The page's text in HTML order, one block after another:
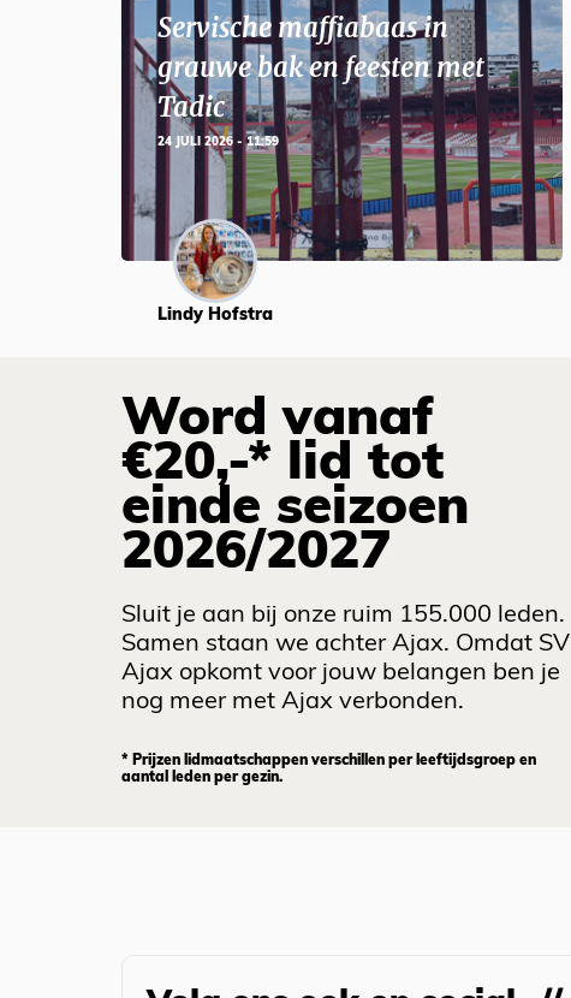
Servische maffiabaas in
grauwe bak en feesten met
Tadic
24 JULI 2026 - 11:59
Lindy Hofstra
Word vanaf
€20,-* lid tot
einde seizoen
2026/2027
Sluit je aan bij onze ruim 155.000 leden.
Samen staan we achter Ajax. Omdat SV
Ajax opkomt voor jouw belangen ben je
nog meer met Ajax verbonden.
* Prijzen lidmaatschappen verschillen per leeftijdsgroep en
aantal leden per gezin.